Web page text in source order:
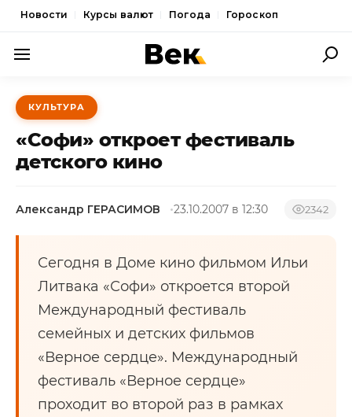
Новости Курсы валют Погода Гороскоп
ПОЛИТИКА
ЭКОНОМИКА
ОБЩЕСТВО
КУЛЬТУРА
КУЛЬТУРА
«Софи» откроет фестиваль
детского кино
Александр ГЕРАСИМОВ 23.10.2007 в 12:30 2342
Сегодня в Доме кино фильмом Ильи
Литвака «Софи» откроется второй
Международный фестиваль
семейных и детских фильмов
«Верное сердце». Международный
фестиваль «Верное сердце»
проходит во второй раз в рамках